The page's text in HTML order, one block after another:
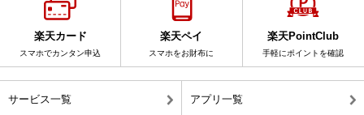
楽天カード
スマホでカンタン申込
楽天ペイ
スマホをお財布に
楽天PointClub
手軽にポイントを確認
サービス一覧 アプリ一覧